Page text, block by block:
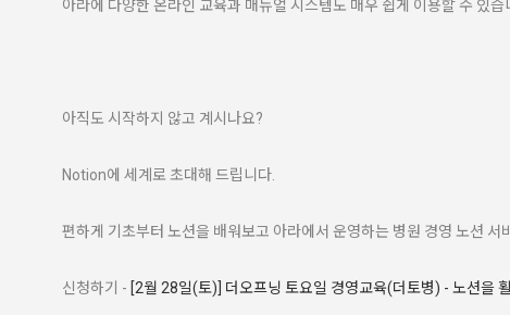
아라에 다양한 온라인 교육과 매뉴얼 시스템도 매우 쉽게 이용할 수 있습
아직도 시작하지 않고 계시나요?
Notion에 세계로 초대해 드립니다.
편하게 기초부터 노션을 배워보고 아라에서 운영하는 병원 경영 노션 서
신청하기 - [2월 28일(토)] 더오프닝 토요일 경영교육(더토병) - 노션을